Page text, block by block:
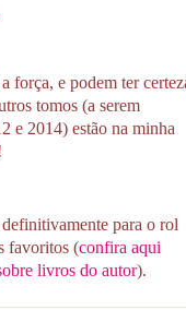
força, e podem ter
tomos (a serem
e 2014) estão na minha
para o rol
favoritos (confira aqui
livros do autor).